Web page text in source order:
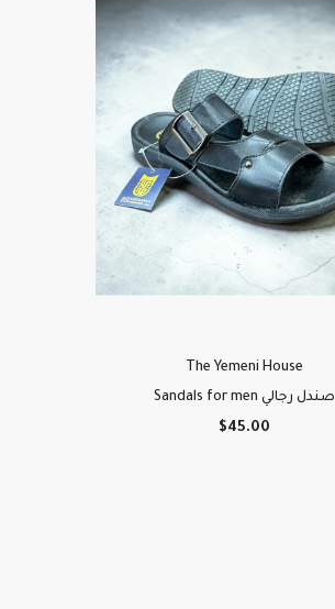
The Yemeni House
Sandals for men صندل رجالي
$45.00